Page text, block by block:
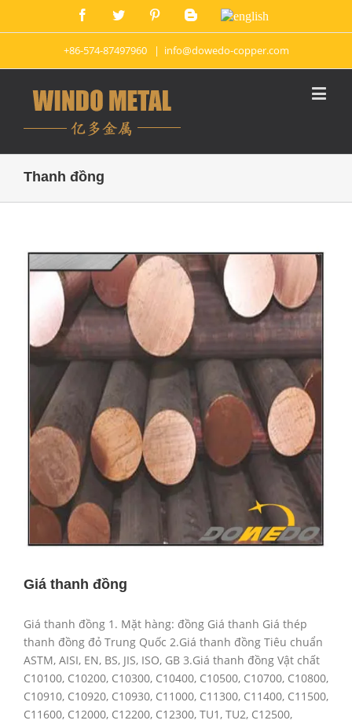
+86-574-87497960 | info@dowedo-copper.com
Thanh đồng
Giá thanh đồng
Giá thanh đồng 1. Mặt hàng: đồng Giá thanh Giá thép
thanh đồng đỏ Trung Quốc 2.Giá thanh đồng Tiêu chuẩn
ASTM, AISI, EN, BS, JIS, ISO, GB 3.Giá thanh đồng Vật chất
C10100, C10200, C10300, C10400, C10500, C10700, C10800,
C10910, C10920, C10930, C11000, C11300, C11400, C11500,
C11600, C12000, C12200, C12300, TU1, TU2, C12500,